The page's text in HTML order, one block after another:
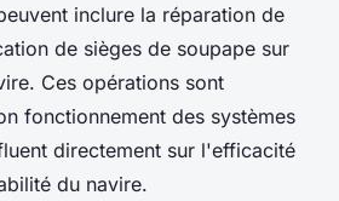
inclure la réparation de
de sièges de soupape sur
Ces opérations sont
fonctionnement des systèmes
directement sur l'efficacité
du navire.